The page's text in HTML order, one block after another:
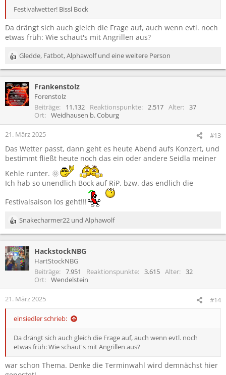
Festivalwetter! Bissl Bock
Da drängt sich auch gleich die Frage auf, auch wenn evtl. noch
etwas früh: Wie schaut's mit Angrillen aus?
R
e
k
t
i
n
e
:
Gledde, Fatbot,Alphawolfund eine weitere Person
Frankenstolz
Forenstolz
Beiträge
11.132 Reaktionspunkte 2.517 Alter
37
Ort
Weidhausen b. Coburg
21. März 2025 #13
Das Wetter passt, dann geht es heute Abend aufs Konzert, und
bestimmt fließt heute noch das ein oder andere Seidla meiner
Kehle runter. 🌞
Ich hab so unendlich Bock auf RiP, bzw. das endlich die
Festivalsaison los geht!!!
R
e
k
t
i
n
e
Snakecharmer22 und Alphawolf
HackstockNBG
HartStockNBG
Beiträge
7.951 Reaktionspunkte 3.615 Alter
32
Ort
Wendelstein
21. März 2025 #14
einsiedler schrieb:
Da drängt sich auch gleich die Frage auf, auch wenn evtl. noch
etwas früh: Wie schaut's mit Angrillen aus?
war schon Thema. Denke die Terminwahl wird demnächst hier